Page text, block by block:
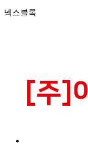
넥스블록